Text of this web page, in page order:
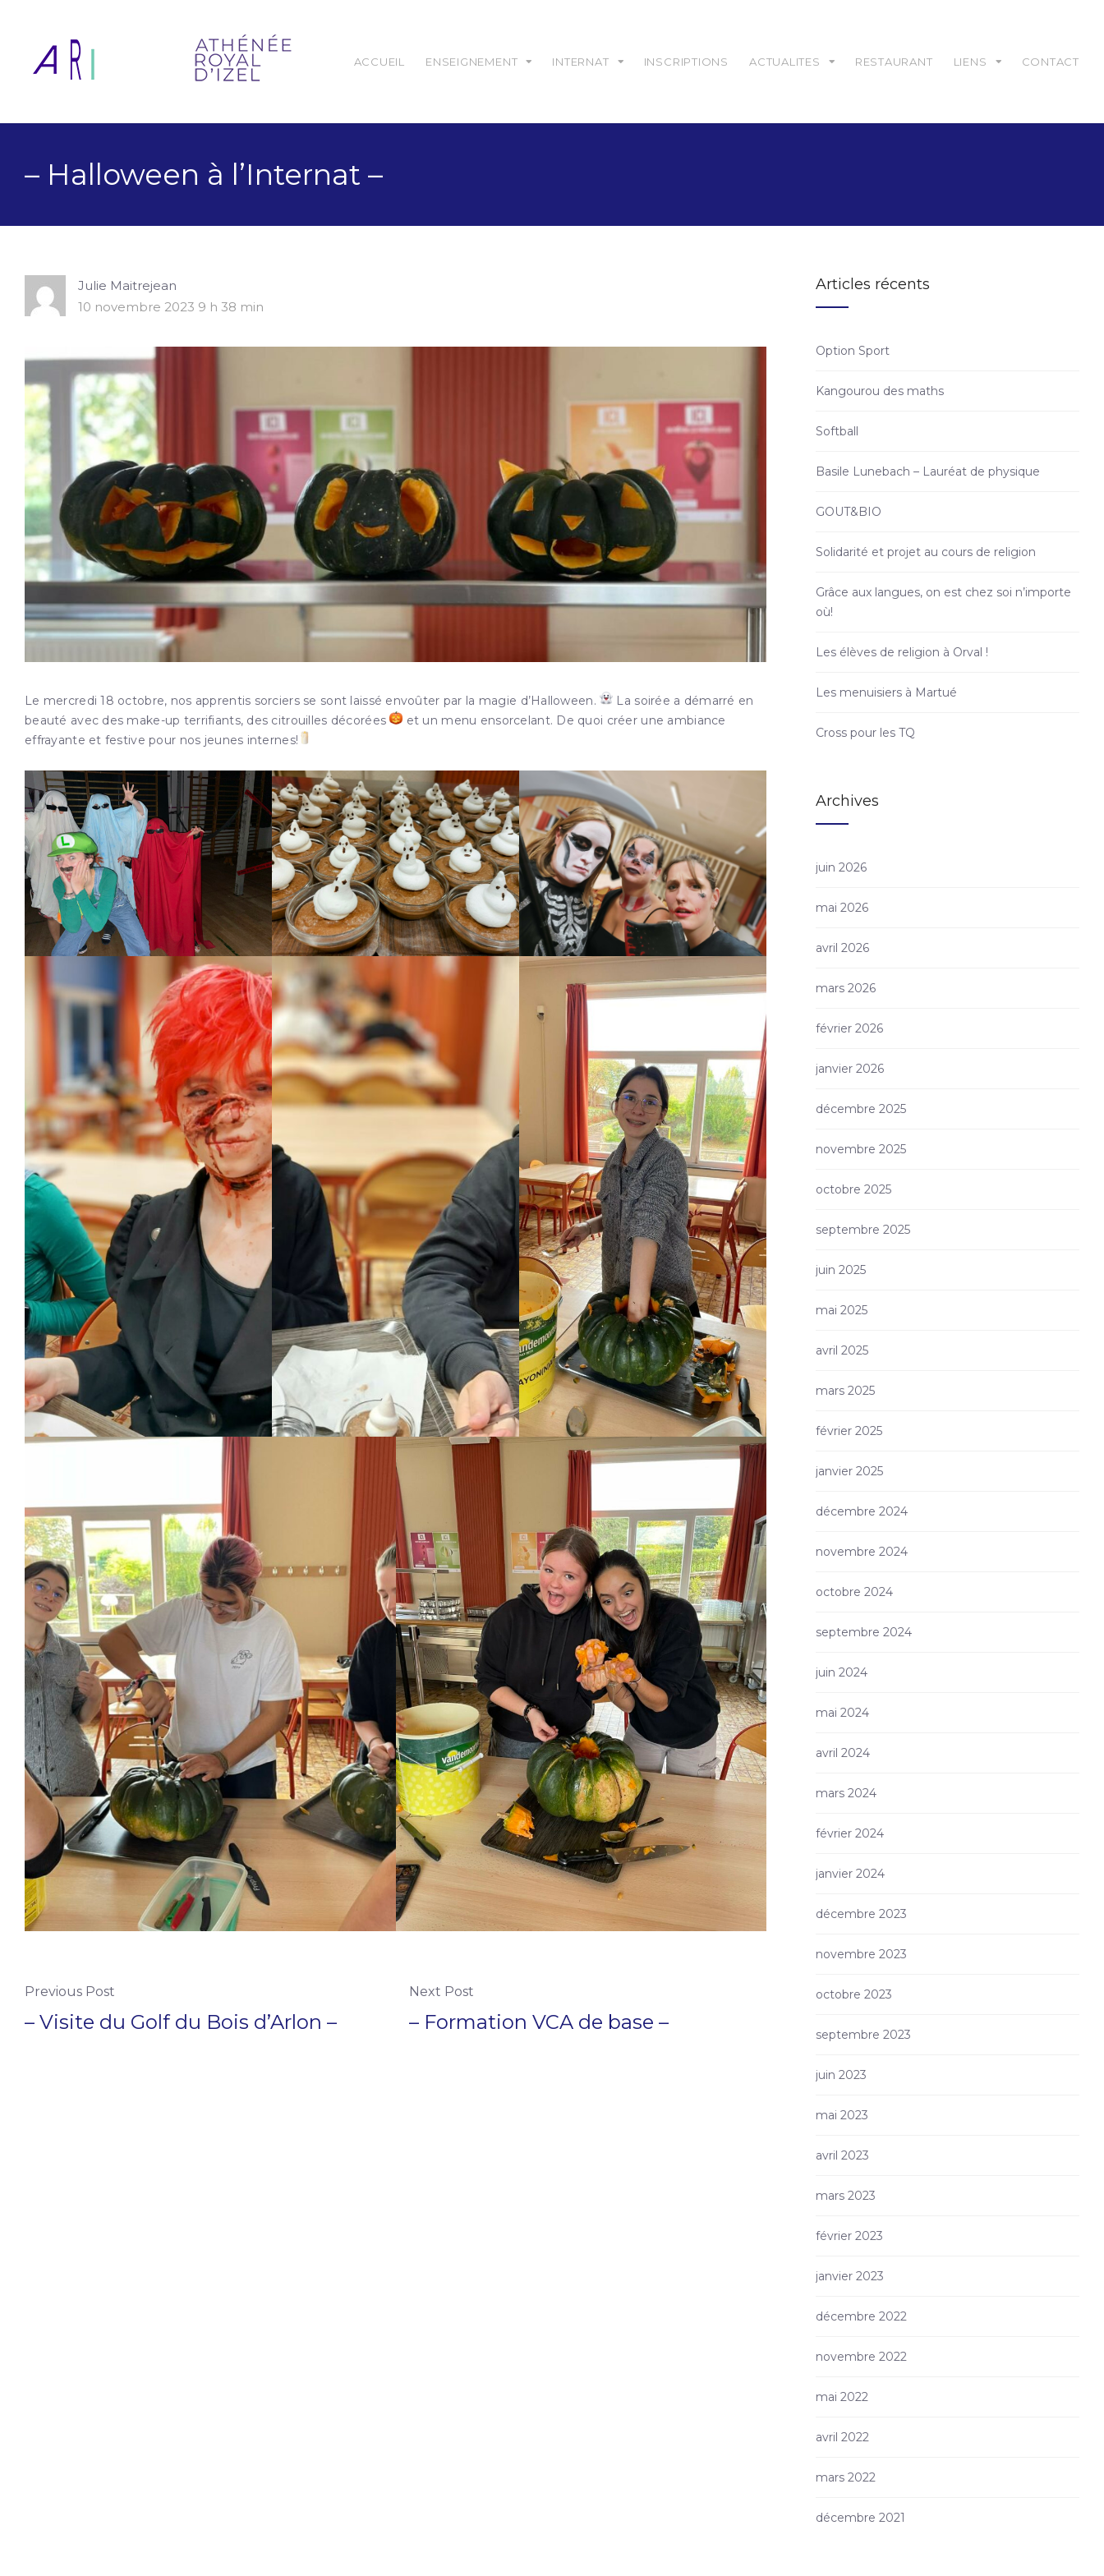
ACCUEIL ENSEIGNEMENT INTERNAT INSCRIPTIONS ACTUALITES RESTAURANT LIENS CONTACT
– Halloween à l’Internat –
Julie Maitrejean
10 novembre 2023 9 h 38 min
Le mercredi 18 octobre, nos apprentis sorciers se sont laissé envoûter par la magie d’Halloween.
La soirée a démarré en
beauté avec des make-up terrifiants, des citrouilles décorées
et un menu ensorcelant. De quoi créer une ambiance
effrayante et festive pour nos jeunes internes!
Previous Post
– Visite du Golf du Bois d’Arlon –
Next Post
– Formation VCA de base –
Articles récents
Option Sport
Kangourou des maths
Softball
Basile Lunebach – Lauréat de physique
GOUT&BIO
Solidarité et projet au cours de religion
Grâce aux langues, on est chez soi n’importe
où!
Les élèves de religion à Orval !
Les menuisiers à Martué
Cross pour les TQ
Archives
juin 2026
mai 2026
avril 2026
mars 2026
février 2026
janvier 2026
décembre 2025
novembre 2025
octobre 2025
septembre 2025
juin 2025
mai 2025
avril 2025
mars 2025
février 2025
janvier 2025
décembre 2024
novembre 2024
octobre 2024
septembre 2024
juin 2024
mai 2024
avril 2024
mars 2024
février 2024
janvier 2024
décembre 2023
novembre 2023
octobre 2023
septembre 2023
juin 2023
mai 2023
avril 2023
mars 2023
février 2023
janvier 2023
décembre 2022
novembre 2022
mai 2022
avril 2022
mars 2022
décembre 2021